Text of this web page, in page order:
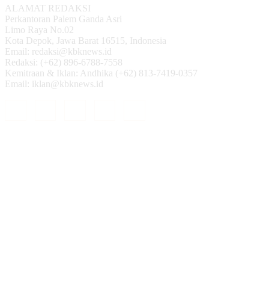
ALAMAT REDAKSI
Perkantoran Palem Ganda Asri
Limo Raya No.02
Kota Depok, Jawa Barat 16515, Indonesia
Email: redaksi@kbknews.id
Redaksi: (+62) 896-6788-7558
Kemitraan & Iklan: Andhika (+62) 813-7419-0357
Email: iklan@kbknews.id